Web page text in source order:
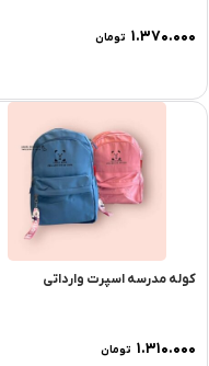
۱.۳۷۰.۰۰۰ تومان
کوله مدرسه اسپرت وارداتی
۱.۳۱۰.۰۰۰ تومان